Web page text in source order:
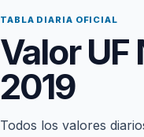
TABLA DIARIA OFICIAL
Valor
2019
Todos los valores